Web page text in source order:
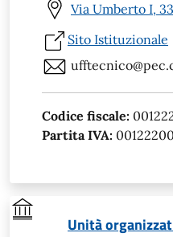
Via Umberto I,
Sito Istituzionale
Codice fiscale:
Partita IVA:
Unità